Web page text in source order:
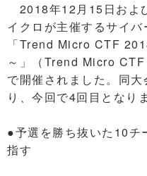
2018年12月15日およ
イクロが主催するサイ
「Trend Micro CTF
～」（Trend Micro
で開催されました。同
り、今回で4回目となりま
●予選を勝ち抜いた10チ
指す